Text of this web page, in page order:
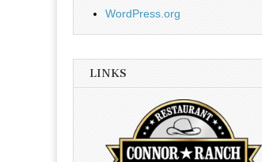
WordPress.org
LINKS